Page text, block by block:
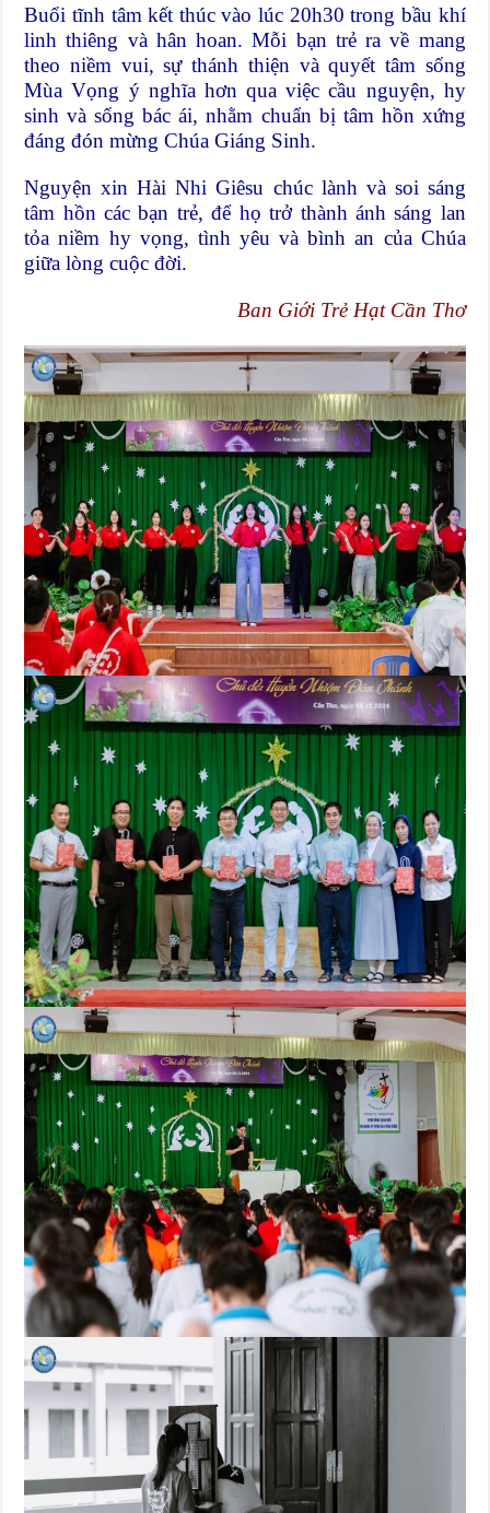
Buổi tĩnh tâm kết thúc vào lúc 20h30 trong bầu khí
linh thiêng và hân hoan. Mỗi bạn trẻ ra về mang
theo niềm vui, sự thánh thiện và quyết tâm sống
Mùa Vọng ý nghĩa hơn qua việc cầu nguyện, hy
sinh và sống bác ái, nhằm chuẩn bị tâm hồn xứng
đáng đón mừng Chúa Giáng Sinh.
Nguyện xin Hài Nhi Giêsu chúc lành và soi sáng
tâm hồn các bạn trẻ, để họ trở thành ánh sáng lan
tỏa niềm hy vọng, tình yêu và bình an của Chúa
giữa lòng cuộc đời.
Ban Giới Trẻ Hạt Cần Thơ